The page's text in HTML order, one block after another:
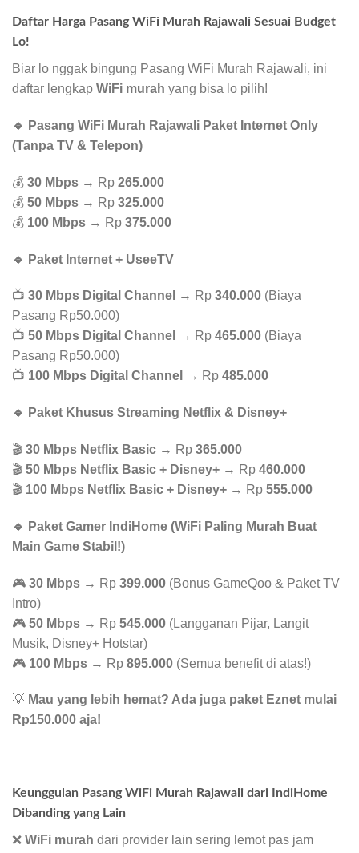
Daftar Harga Pasang WiFi Murah Rajawali Sesuai Budget
Lo!
Biar lo nggak bingung Pasang WiFi Murah Rajawali, ini
daftar lengkap WiFi murah yang bisa lo pilih!
🔹 Pasang WiFi Murah Rajawali Paket Internet Only
(Tanpa TV & Telepon)
💰 30 Mbps → Rp 265.000
💰 50 Mbps → Rp 325.000
💰 100 Mbps → Rp 375.000
🔹 Paket Internet + UseeTV
📺 30 Mbps Digital Channel → Rp 340.000 (Biaya
Pasang Rp50.000)
📺 50 Mbps Digital Channel → Rp 465.000 (Biaya
Pasang Rp50.000)
📺 100 Mbps Digital Channel → Rp 485.000
🔹 Paket Khusus Streaming Netflix & Disney+
🎬 30 Mbps Netflix Basic → Rp 365.000
🎬 50 Mbps Netflix Basic + Disney+ → Rp 460.000
🎬 100 Mbps Netflix Basic + Disney+ → Rp 555.000
🔹 Paket Gamer IndiHome (WiFi Paling Murah Buat
Main Game Stabil!)
🎮 30 Mbps → Rp 399.000 (Bonus GameQoo & Paket TV
Intro)
🎮 50 Mbps → Rp 545.000 (Langganan Pijar, Langit
Musik, Disney+ Hotstar)
🎮 100 Mbps → Rp 895.000 (Semua benefit di atas!)
💡 Mau yang lebih hemat? Ada juga paket Eznet mulai
Rp150.000 aja!
Keunggulan Pasang WiFi Murah Rajawali dari IndiHome
Dibanding yang Lain
❌ WiFi murah dari provider lain sering lemot pas jam